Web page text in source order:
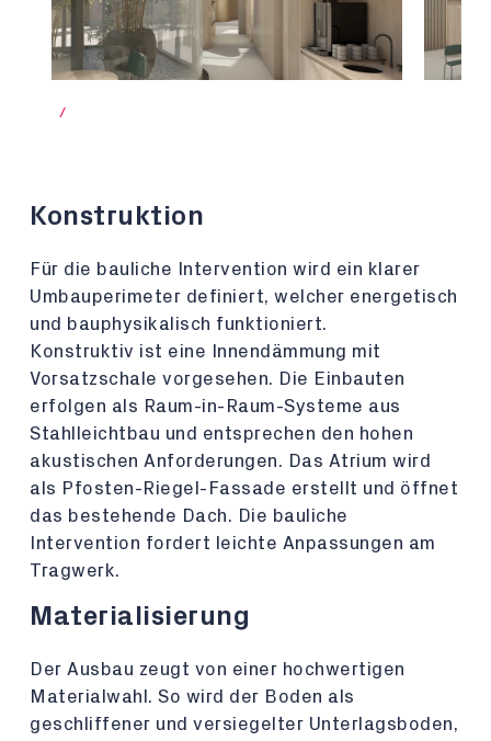
/
Konstruktion
Für die bauliche Intervention wird ein klarer
Umbauperimeter definiert, welcher energetisch
und bauphysikalisch funktioniert.
Konstruktiv ist eine Innendämmung mit
Vorsatzschale vorgesehen. Die Einbauten
erfolgen als Raum-in-Raum-Systeme aus
Stahlleichtbau und entsprechen den hohen
akustischen Anforderungen. Das Atrium wird
als Pfosten-Riegel-Fassade erstellt und öffnet
das bestehende Dach. Die bauliche
Intervention fordert leichte Anpassungen am
Tragwerk.
Materialisierung
Der Ausbau zeugt von einer hochwertigen
Materialwahl. So wird der Boden als
geschliffener und versiegelter Unterlagsboden,